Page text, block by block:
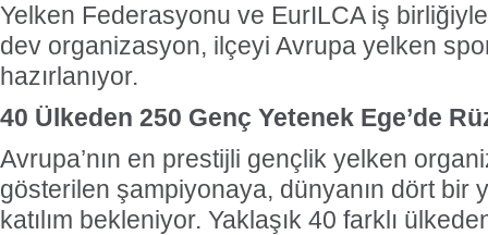
Yelken Federasyonu ve EurILCA iş
dev organizasyon, ilçeyi Avrupa yelken
hazırlanıyor.
40 Ülkeden 250 Genç Yetenek Ege’de
Avrupa’nın en prestijli gençlik yelken
gösterilen şampiyonaya, dünyanın dört bir
katılım bekleniyor. Yaklaşık 40 farklı